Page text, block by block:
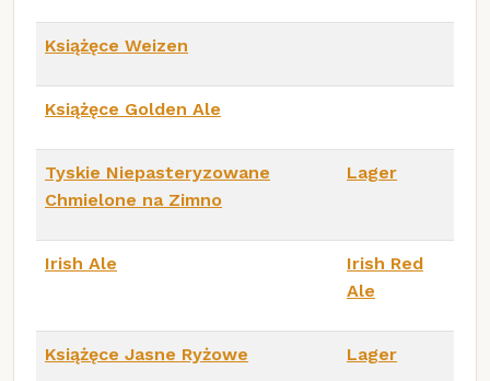
Książęce Weizen
Książęce Golden Ale
Tyskie Niepasteryzowane
Chmielone na Zimno
Lager
Irish Ale
Irish Red
Ale
Książęce Jasne Ryżowe Lager